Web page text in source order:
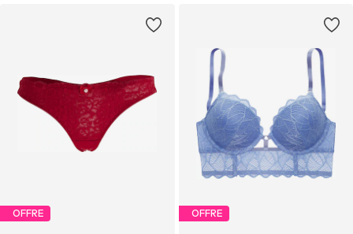
OFFRE OFFRE